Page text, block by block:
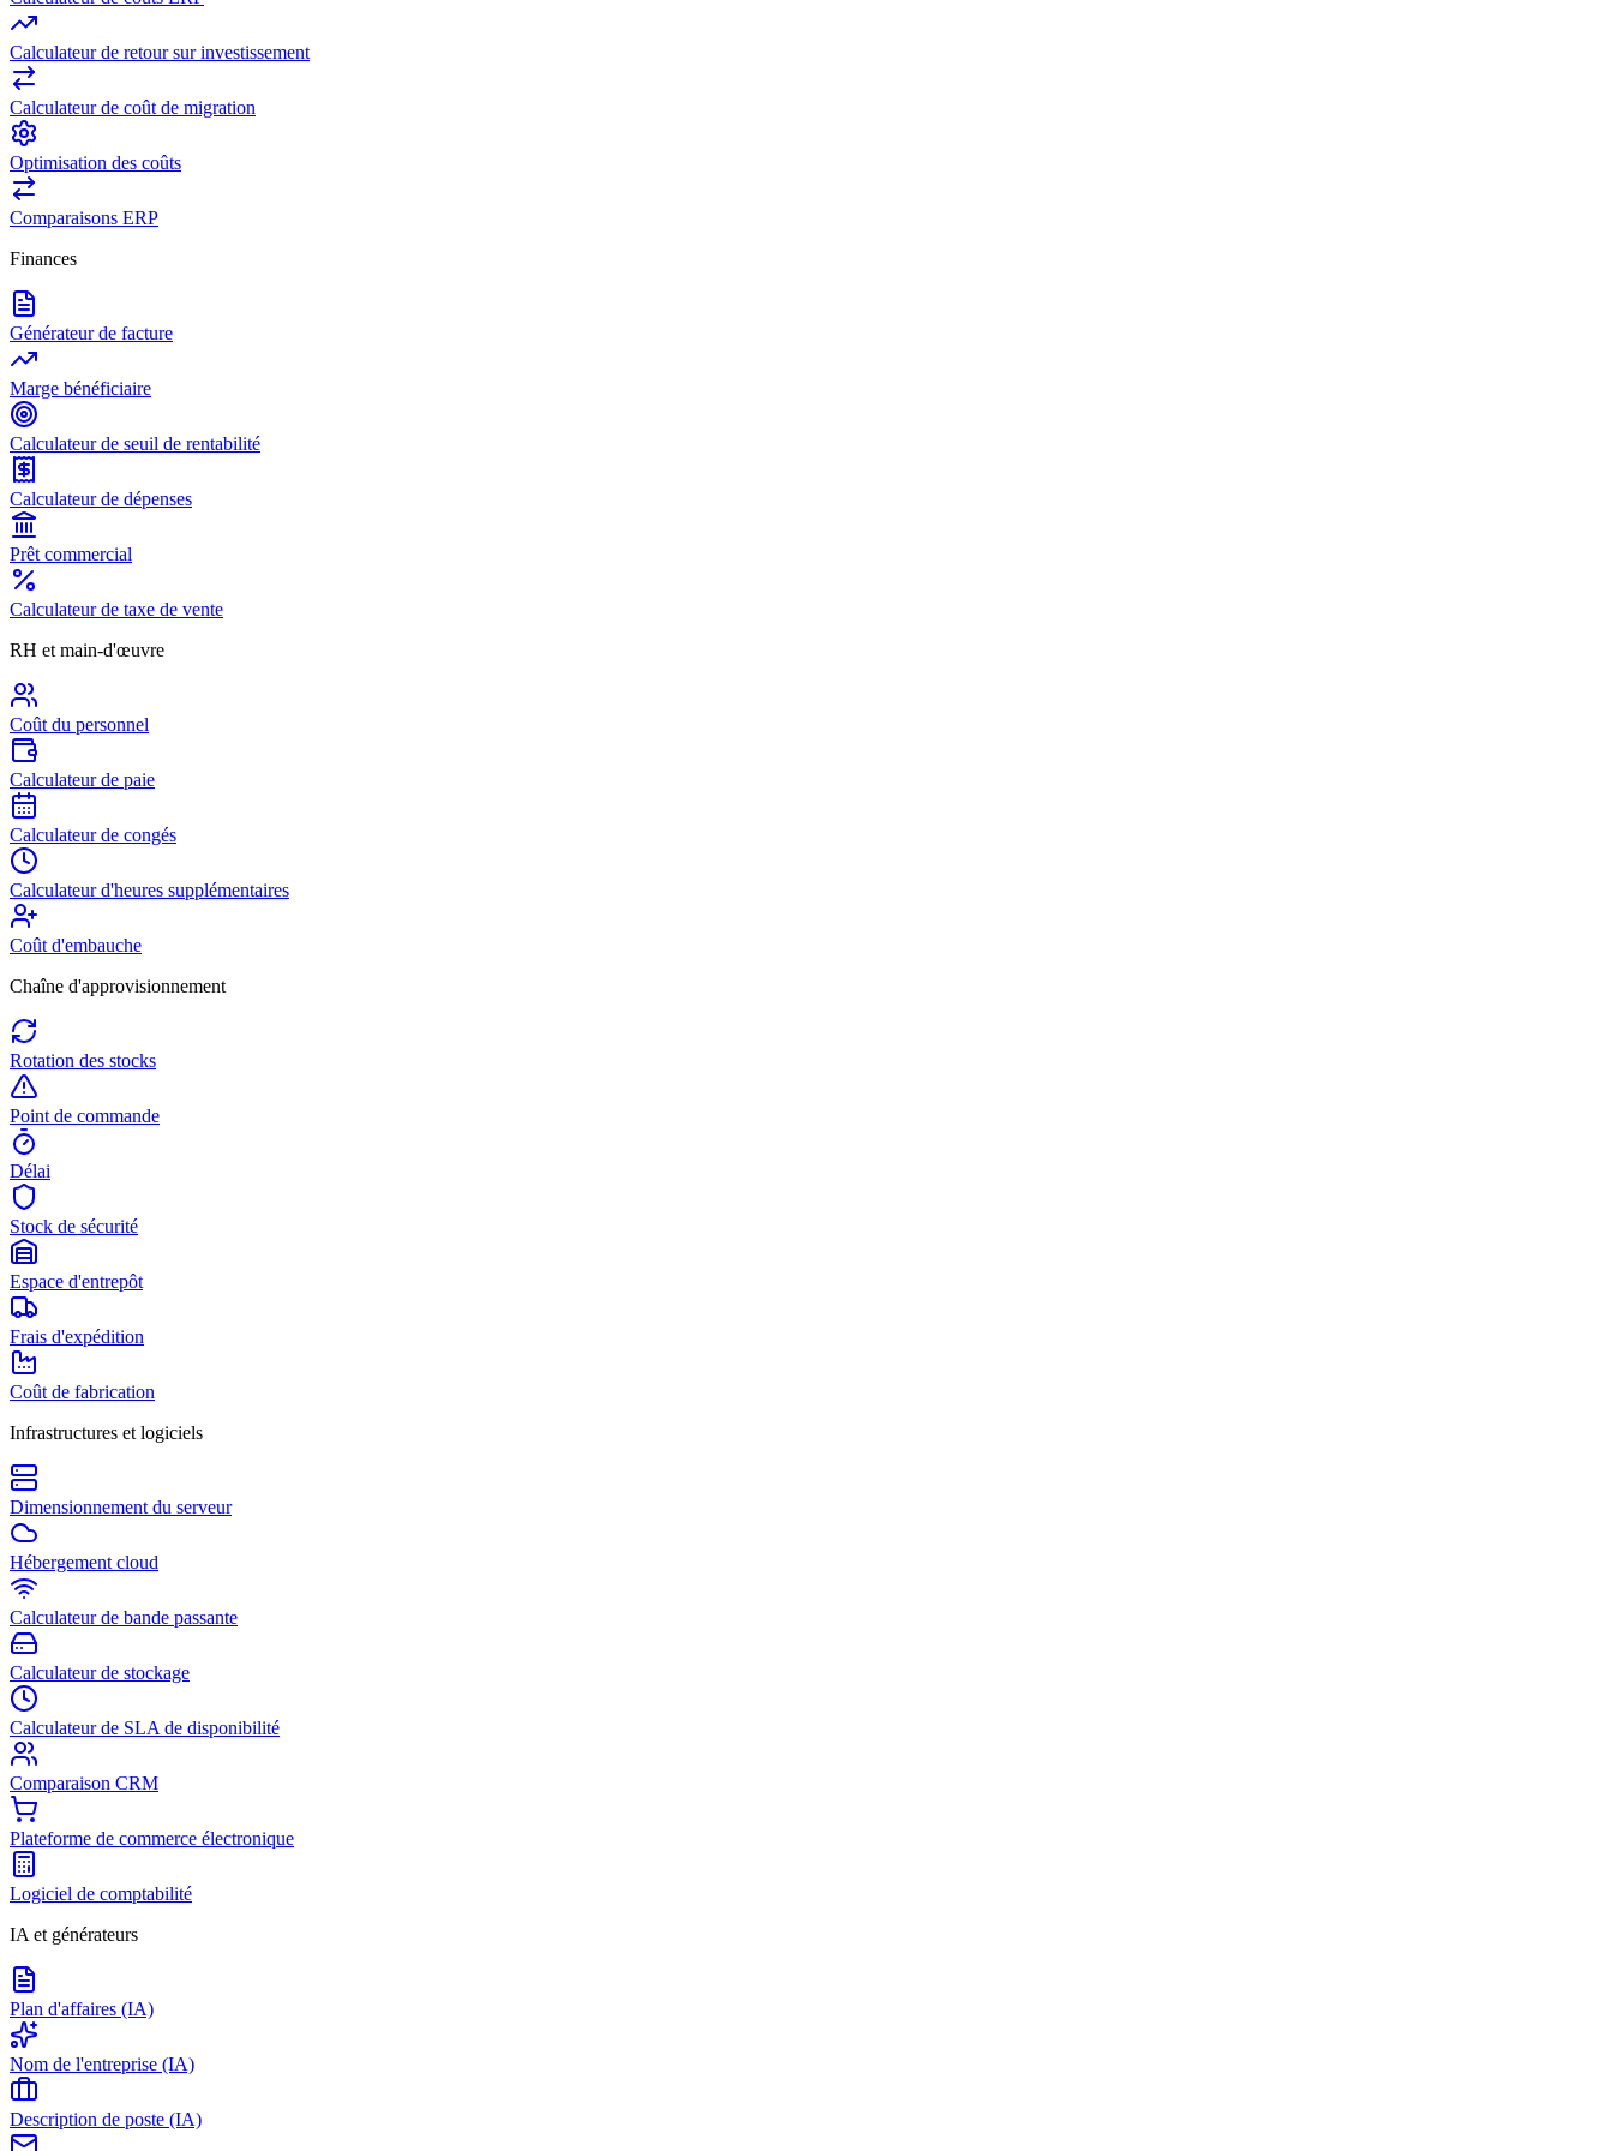
Calculateur de retour sur investissement
Calculateur de coût de migration
Optimisation des coûts
Comparaisons ERP
Finances
Générateur de facture
Marge bénéficiaire
Calculateur de seuil de rentabilité
Calculateur de dépenses
Prêt commercial
Calculateur de taxe de vente
RH et main-d'œuvre
Coût du personnel
Calculateur de paie
Calculateur de congés
Calculateur d'heures supplémentaires
Coût d'embauche
Chaîne d'approvisionnement
Rotation des stocks
Point de commande
Délai
Stock de sécurité
Espace d'entrepôt
Frais d'expédition
Coût de fabrication
Infrastructures et logiciels
Dimensionnement du serveur
Hébergement cloud
Calculateur de bande passante
Calculateur de stockage
Calculateur de SLA de disponibilité
Comparaison CRM
Plateforme de commerce électronique
Logiciel de comptabilité
IA et générateurs
Plan d'affaires (IA)
Nom de l'entreprise (IA)
Description de poste (IA)